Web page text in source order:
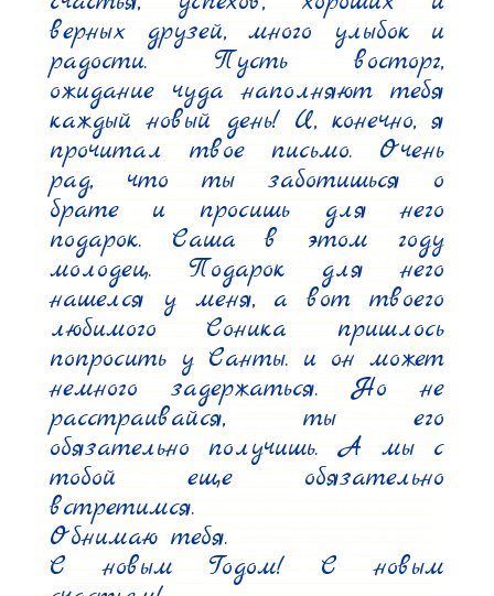
верных друзей, много улыбок и
радости. Пусть восторг,
ожидание чуда наполняют тебя
каждый новый день! И, конечно, я
прочитал твое письмо. Очень
рад, что ты заботишься о
брате и просишь для него
подарок. Саша в этом году
молодец. Подарок для него
нашелся у меня, а вот твоего
любимого Соника пришлось
попросить у Санты. и он может
немного задержаться. Но не
расстраивайся, ты его
обязательно получишь. А мы с
тобой еще обязательно
встретимся.
Обнимаю тебя.
С новым Годом! С новым